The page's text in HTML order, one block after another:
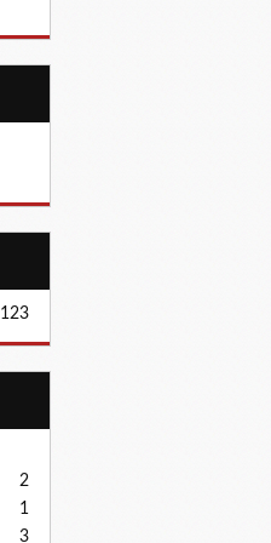
123
2
1
3